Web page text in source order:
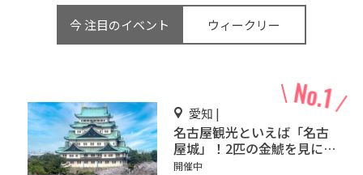
今 注目のイベント ウィークリー
愛知 |
名古屋観光といえば「名古
屋城」！2匹の金鯱を見に
行こう
開催中